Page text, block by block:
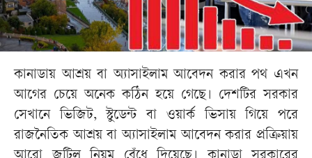
কানাডায় আশ্রয় বা অ্যাসাইলাম আবেদন করার পথ এখন
আগের চেয়ে অনেক কঠিন হয়ে গেছে। দেশটির সরকার
সেখানে ভিজিট, স্টুডেন্ট বা ওয়ার্ক ভিসায় গিয়ে পরে
রাজনৈতিক আশ্রয় বা অ্যাসাইলাম আবেদন করার প্রক্রিয়ায়